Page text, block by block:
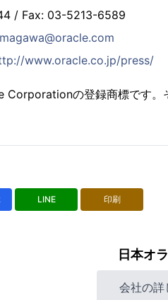
/ Fax: 03-5213-6589
www.oracle.co.jp/press/
Corporationの登録商標です。
LINE 印刷
日本オ
会社の詳